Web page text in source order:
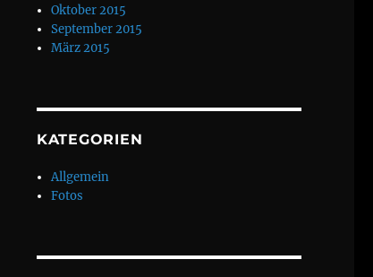
Oktober 2015
September 2015
März 2015
KATEGORIEN
Allgemein
Fotos